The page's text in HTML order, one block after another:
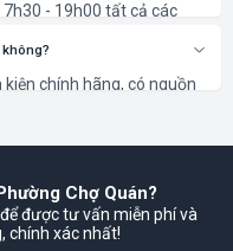
- 19h00 tất cả các
chính hãng, có nguồn
Chợ Quán?
được tư vấn miễn phí và
chính xác nhất!